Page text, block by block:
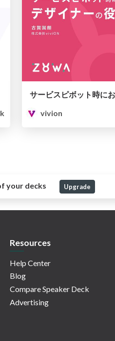
vivion
your decks Upgrade
Resources
Help Center
Blog
Compare Speaker Deck
Advertising